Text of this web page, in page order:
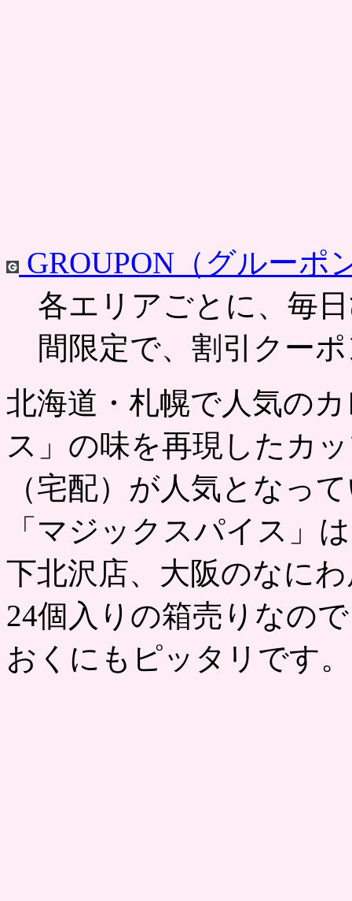
GROUPON（グルーポ
各エリアごとに、毎
間限定で、割引クー
北海道・札幌で人気の
ス」の味を再現したカ
（宅配）が人気となっ
「マジックスパイス」
下北沢店、大阪のなに
24個入りの箱売りなの
おくにもピッタリです。